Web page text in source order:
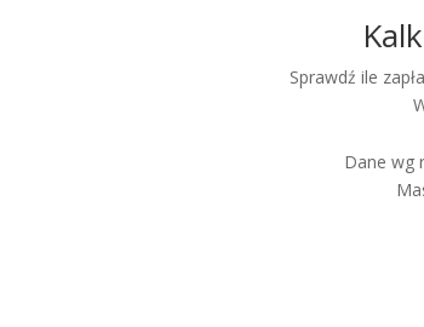
Sprawdź ile
Dane wg